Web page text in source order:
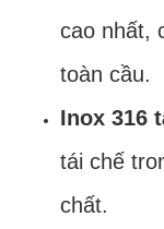
cao nhất,
toàn cầu.
Inox 316
tái chế
chất.